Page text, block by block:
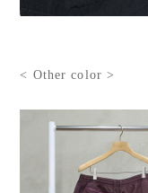
< Other color >